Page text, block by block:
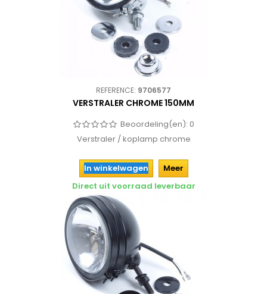
REFERENCE: 9706577
VERSTRALER CHROME 150MM
Beoordeling(en): 0
Verstraler / koplamp chrome
In winkelwagen
Meer
Direct uit voorraad leverbaar